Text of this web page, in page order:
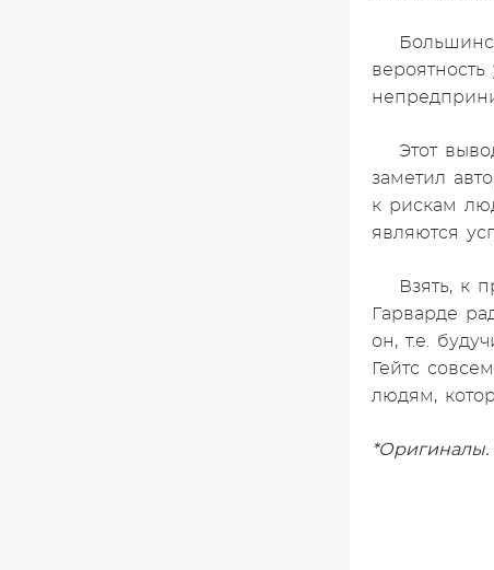
Этот
заметил
к рискам
являются
Взять, к
Гарварде
он, т.е.
Гейтс
людям,
*Оригиналы.